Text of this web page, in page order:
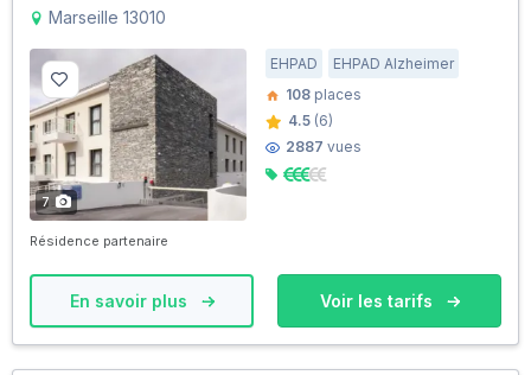
Marseille 13010
7
EHPAD
EHPAD Alzheimer
108 places
4.5 (6)
2887 vues
Résidence partenaire
En savoir plus Voir les tarifs